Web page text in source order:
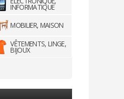
INFORMATIQUE
MOBILIER, MAISON
VÊTEMENTS, LINGE,
BIJOUX